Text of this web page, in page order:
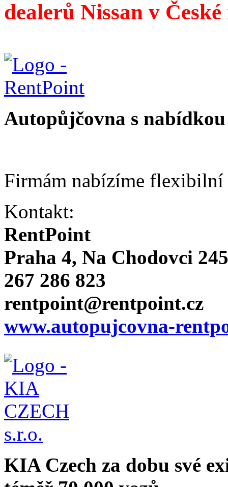
dealerů Nissan v
Autopůjčovna s
Firmám nabízíme flexibilní
Kontakt:
RentPoint
Praha 4, Na Chodovci
267 286 823
rentpoint@rentpoint.cz
www.autopujcovna-
KIA Czech za dobu své